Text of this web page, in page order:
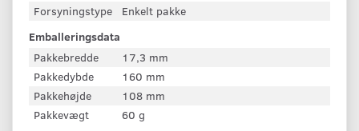
Forsyningstype
Enkelt pakke
Emballeringsdata
Pakkebredde
17,3 mm
Pakkedybde
160 mm
Pakkehøjde
108 mm
Pakkevægt
60 g